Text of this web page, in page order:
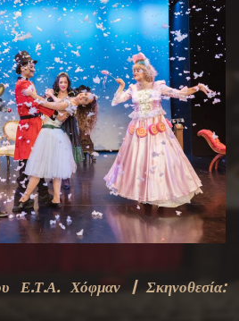
Ε.Τ.Α. Χόφμαν | Σκηνοθεσία: